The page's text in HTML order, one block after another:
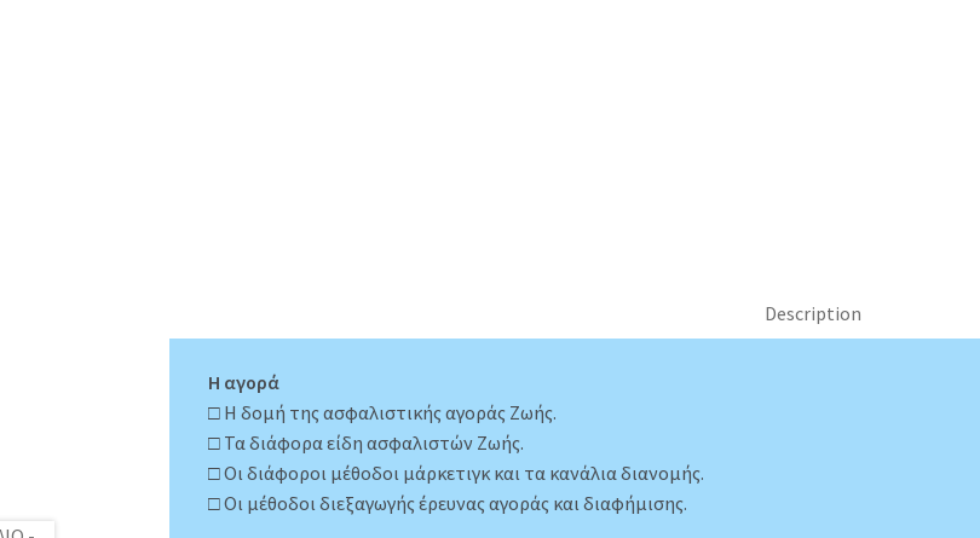
Description
Η αγορά
□ Η δομή της ασφαλιστικής αγοράς Ζωής.
□ Τα διάφορα είδη ασφαλιστών Ζωής.
□ Οι διάφοροι μέθοδοι μάρκετιγκ και τα κανάλια διανομής.
□ Οι μέθοδοι διεξαγωγής έρευνας αγοράς και διαφήμισης.